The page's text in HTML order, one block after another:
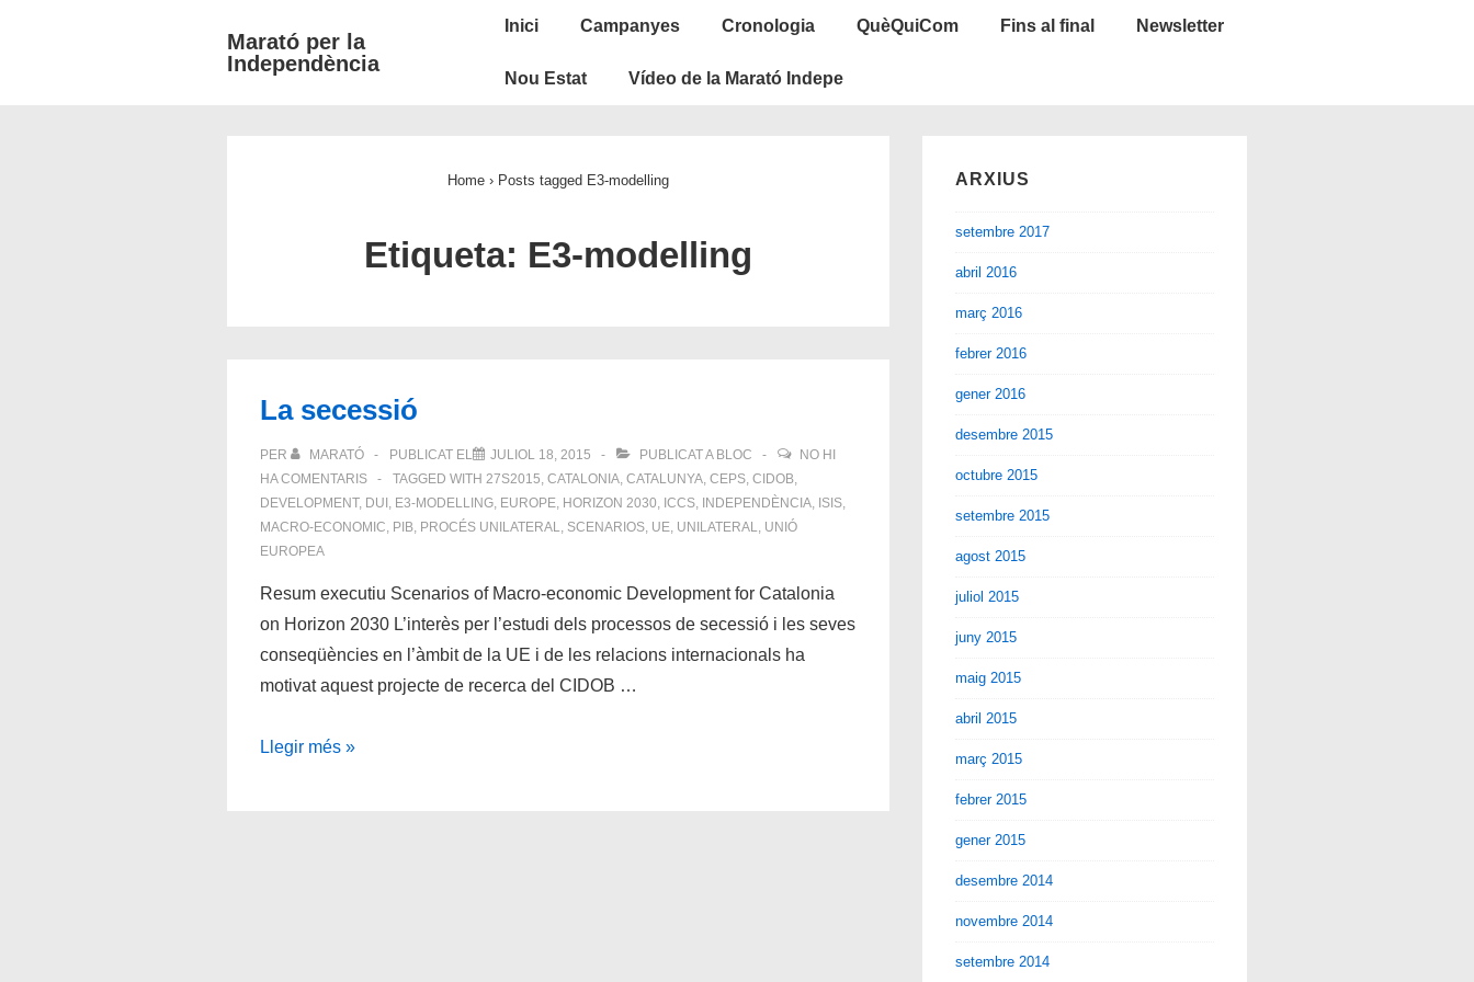
Marató per la
Independència
Navegació
Inici Campanyes Cronologia QuèQuiCom Fins al final Newsletter
Nou Estat Vídeo de la Marató Indepe
Home › Posts tagged E3-modelling
Etiqueta: E3-modelling
La secessió
PER MARATÓ PUBLICAT EL JULIOL 18, 2015 PUBLICAT A BLOC
NO HI
HA COMENTARIS
TAGGED WITH 27S2015, CATALONIA, CATALUNYA, CEPS, CIDOB,
DEVELOPMENT, DUI , E3-MODELLING, EUROPE, HORIZON 2030, ICCS, INDEPENDÈNCIA, ISIS,
MACRO-ECONOMIC, PIB, PROCÉS UNILATERAL, SCENARIOS, UE, UNILATERAL, UNIÓ
EUROPEA
Resum executiu Scenarios of Macro-economic Development for Catalonia
on Horizon 2030 L’interès per l’estudi dels processos de secessió i les seves
conseqüències en l’àmbit de la UE i de les relacions internacionals ha
motivat aquest projecte de recerca del CIDOB …
La
Llegir més »
ARXIUS
setembre 2017
abril 2016
març 2016
febrer 2016
gener 2016
desembre 2015
octubre 2015
setembre 2015
agost 2015
juliol 2015
juny 2015
maig 2015
abril 2015
març 2015
febrer 2015
gener 2015
desembre 2014
novembre 2014
setembre 2014